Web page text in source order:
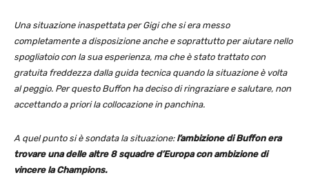
Una situazione inaspettata per Gigi che si era messo
completamente a disposizione anche e soprattutto per aiutare nello
spogliatoio con la sua esperienza, ma che è stato trattato con
gratuita freddezza dalla guida tecnica quando la situazione è volta
al peggio. Per questo Buffon ha deciso di ringraziare e salutare, non
accettando a priori la collocazione in panchina.
A quel punto si è sondata la situazione: l’ambizione di Buffon era
trovare una delle altre 8 squadre d’Europa con ambizione di
vincere la Champions.